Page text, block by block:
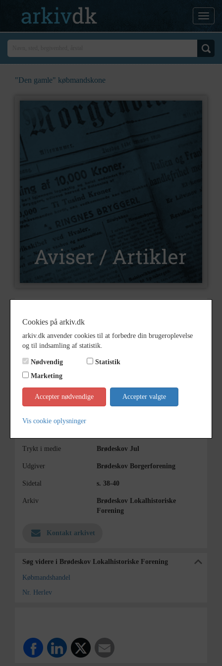
"Den gamle" købmandskone
Type
Illustrationer Nej
Indholdsnote
Bemærkning
Årstal
Trykt i medie Brødeskov Jul
Udgiver Brødeskov Borgerforening
Sidetal s. 38-40
Arkiv
Brødeskov Lokalhistoriske
Forening
Kontakt arkivet
Søg videre i Brødeskov Lokalhistoriske Forening
Købmandshandel
Nr. Herlev
Cookies på arkiv.dk
arkiv.dk anvender cookies til at forbedre din brugeroplevelse
og til indsamling af statistik.
Nødvendig
Statistik
Marketing
Accepter nødvendige Accepter valgte
Vis cookie oplysninger